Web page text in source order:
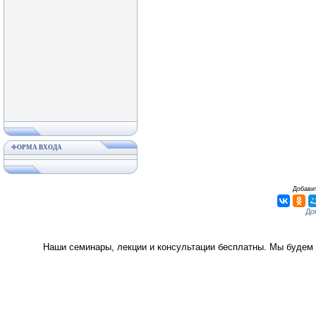
ФОРМА ВХОДА
Наши семинары, лекции и консультации бесплатны. Мы